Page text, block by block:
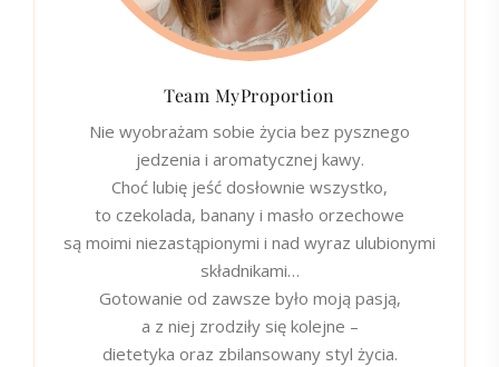
Team MyProportion
Nie wyobrażam sobie życia bez pysznego
jedzenia i aromatycznej kawy.
Choć lubię jeść dosłownie wszystko,
to czekolada, banany i masło orzechowe
są moimi niezastąpionymi i nad wyraz ulubionymi
składnikami…
Gotowanie od zawsze było moją pasją,
a z niej zrodziły się kolejne –
dietetyka oraz zbilansowany styl życia.